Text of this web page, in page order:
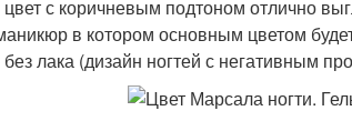
с коричневым подтоном отлично
в котором основным цветом
без лака (дизайн ногтей с негативным